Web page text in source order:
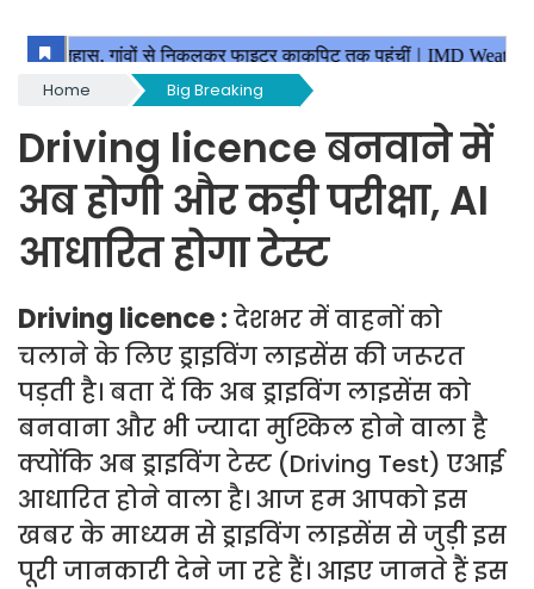
Home Big Breaking
Driving licence बनवाने में
अब होगी और कड़ी परीक्षा, AI
आधारित होगा टेस्ट
Driving licence : देशभर में वाहनों को
चलाने के लिए ड्राइविंग लाइसेंस की जरूरत
पड़ती है। बता दें कि अब ड्राइविंग लाइसेंस को
बनवाना और भी ज्यादा मुश्किल होने वाला है
क्योंकि अब ड्राइविंग टेस्ट (Driving Test) एआई
आधारित होने वाला है। आज हम आपको इस
खबर के माध्यम से ड्राइविंग लाइसेंस से जुड़ी इस
पूरी जानकारी देने जा रहे हैं। आइए जानते हैं इस